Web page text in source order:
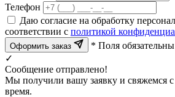
Телефон
Даю согласие на обработку
соответствии с политикой
Оформить заказ
* Поля
✓
Сообщение отправлено!
Мы получили вашу заявку и свяжемся
время.